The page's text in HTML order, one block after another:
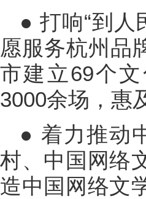
● 打响“到人
愿服务杭州品
市建立69个
3000余场，惠
● 着力推动
村、中国网络
造中国网络文